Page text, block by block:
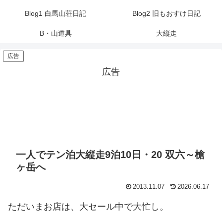
Blog1 白馬山荘日記 Blog2 旧もおすけ日記
B・山道具 大縦走
広告
広告
一人でテン泊大縦走9泊10日・20 双六～槍
ヶ岳へ
2013.11.07 2026.06.17
ただいまお店は、大セール中で大忙し。